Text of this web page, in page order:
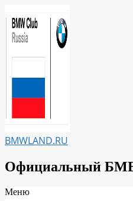
к
содержимому
BMWLAND.RU
Официальный
Вторичное
Меню